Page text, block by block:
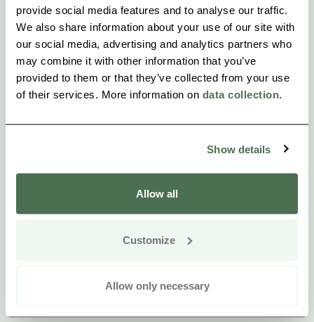
provide social media features and to analyse our traffic.
We also share information about your use of our site with
our social media, advertising and analytics partners who
may combine it with other information that you’ve
provided to them or that they’ve collected from your use
of their services. More information on data collection.
Show details
Allow all
Customize
Allow only necessary
als wäre er nur für Sie bestimmt.